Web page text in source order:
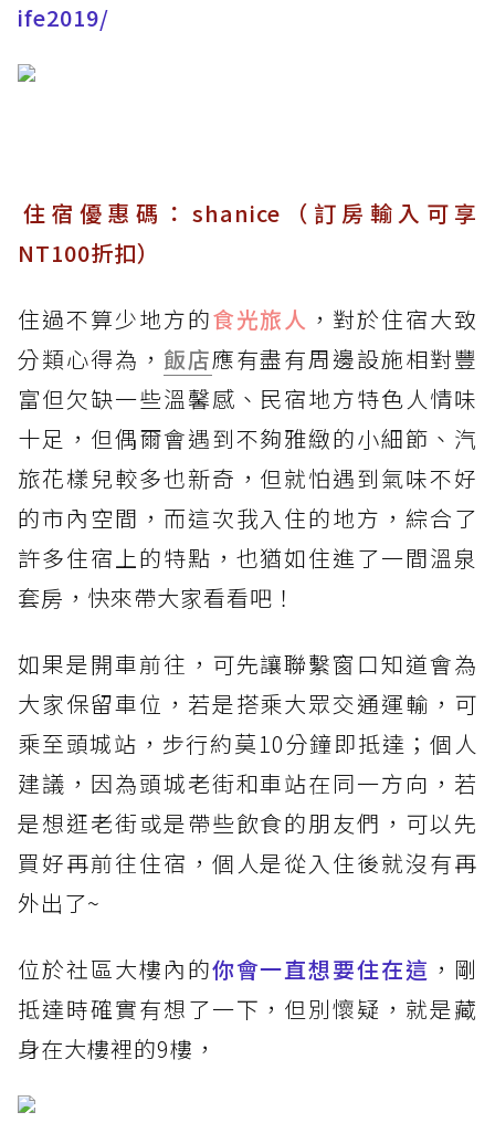
ife2019/
住宿優惠碼：shanice（訂房輸入可享
NT100折扣）
住過不算少地方的食光旅人 ，對於住宿大致
分類心得為， 飯店應有盡有周邊設施相對豐
富但欠缺一些溫馨感、民宿地方特色人情味
十足，但偶爾會遇到不夠雅緻的小細節、汽
旅花樣兒較多也新奇，但就怕遇到氣味不好
的市內空間，而這次我入住的地方，綜合了
許多住宿上的特點，也猶如住進了一間溫泉
套房，快來帶大家看看吧！
如果是開車前往，可先讓聯繫窗口知道會為
大家保留車位，若是搭乘大眾交通運輸，可
乘至頭城站，步行約莫10分鐘即抵達；個人
建議，因為頭城老街和車站在同一方向，若
是想逛老街或是帶些飲食的朋友們，可以先
買好再前往住宿，個人是從入住後就沒有再
外出了~
位於社區大樓內的你會一直想要住在這 ，剛
抵達時確實有想了一下，但別懷疑，就是藏
身在大樓裡的9樓，